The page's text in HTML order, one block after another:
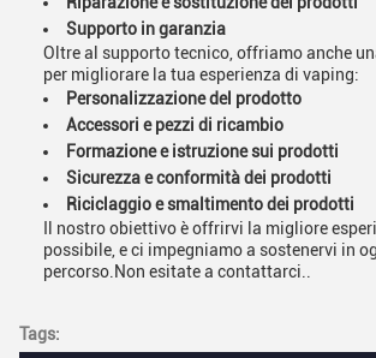
Supporto in garanzia
Oltre al supporto tecnico, offriamo anche
per migliorare la tua esperienza di vaping:
Personalizzazione del prodotto
Accessori e pezzi di ricambio
Formazione e istruzione sui prodotti
Sicurezza e conformità dei prodotti
Riciclaggio e smaltimento dei prodotti
Il nostro obiettivo è offrirvi la migliore
possibile, e ci impegniamo a sostenervi in
percorso.Non esitate a contattarci..
Tags: